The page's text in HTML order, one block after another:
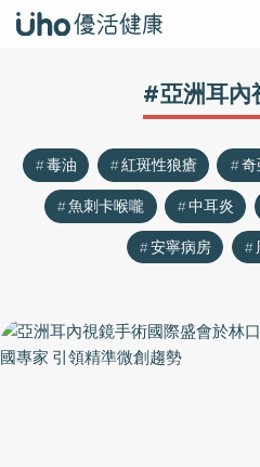
#亞洲耳內
毒油 紅斑性狼瘡
魚刺卡喉嚨
中耳炎
安寧病房